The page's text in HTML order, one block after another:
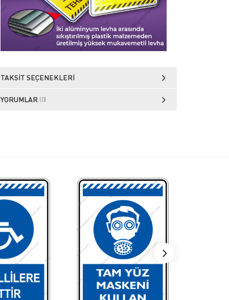
TAKSIT SEÇENEKLERI
YORUMLAR (0)